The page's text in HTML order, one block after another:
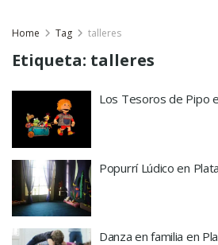
Home Tag talleres
Etiqueta: talleres
Los Tesoros de Pipo
Popurrí Lúdico en
Danza en familia en